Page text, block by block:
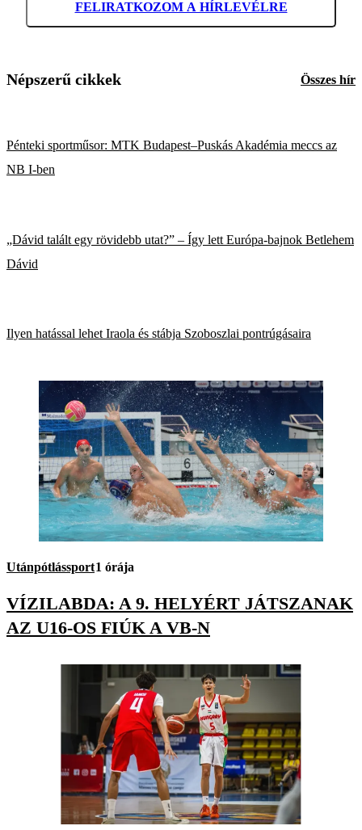
FELIRATKOZOM A HÍRLEVÉLRE
Népszerű cikkek Összes hír
Pénteki sportműsor: MTK Budapest–Puskás Akadémia meccs az
NB I-ben
„Dávid talált egy rövidebb utat?” – Így lett Európa-bajnok Betlehem
Dávid
Ilyen hatással lehet Iraola és stábja Szoboszlai pontrúgásaira
Utánpótlássport1 órája
VÍZILABDA: A 9. HELYÉRT JÁTSZANAK
AZ U16-OS FIÚK A VB-N